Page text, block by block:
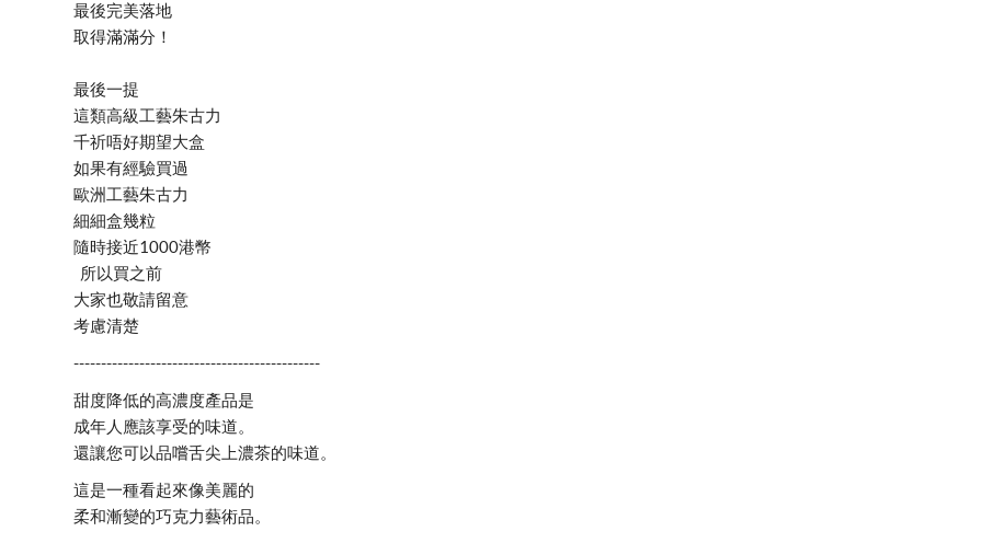
最後完美落地
取得滿滿分！
最後一提
這類高級工藝朱古力
千祈唔好期望大盒
如果有經驗買過
歐洲工藝朱古力
細細盒幾粒
隨時接近1000港幣
所以買之前
大家也敬請留意
考慮清楚
---------------------------------------------
甜度降低的高濃度產品是
成年人應該享受的味道。
還讓您可以品嚐舌尖上濃茶的味道。
這是一種看起來像美麗的
柔和漸變的巧克力藝術品。